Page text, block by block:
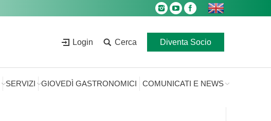
Login Cerca Diventa Socio
SERVIZI GIOVEDÌ GASTRONOMICI COMUNICATI E NEWS